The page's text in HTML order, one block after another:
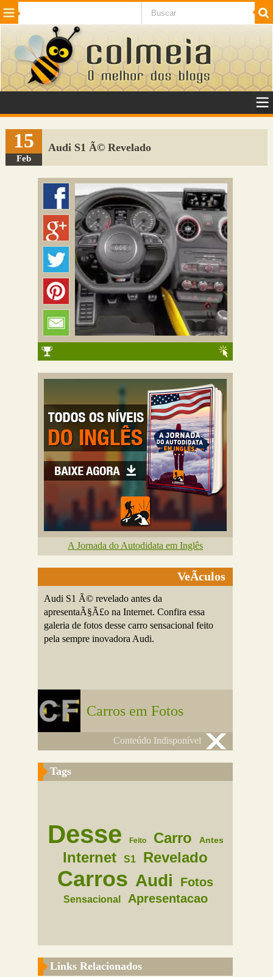
Beleza Cinema e TV
Internet Jogos NotÃ­cias SaÃºde
VeÃ­culos Adulto
Sugerir Link
Adicionar Blog
Colmeia Exchange
Perguntas Frequentes
15
Feb
Audi S1 Ã© Revelado
A Jornada do Autodidata em Inglês
VeÃ­culos
Audi S1 Ã© revelado antes da
apresentaÃ§Ã£o na Internet. Confira essa
galeria de fotos desse carro sensacional feito
pela sempre inovadora Audi.
Carros em Fotos
Conteúdo Indisponível
Tags
Desse Feito Carro Antes
Internet S1 Revelado
Carros Audi Fotos
Sensacional Apresentacao
Links Relacionados